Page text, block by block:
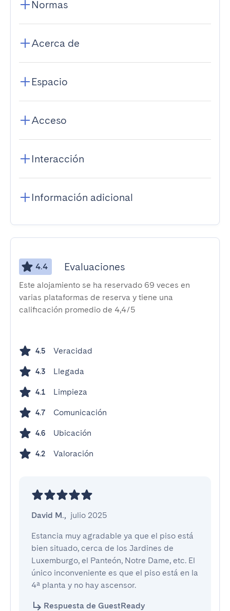
Normas
Acerca de
Espacio
Acceso
Interacción
Información adicional
4.4 Evaluaciones
Este alojamiento se ha reservado 69 veces en
varias plataformas de reserva y tiene una
calificación promedio de 4,4/5
4.5 Veracidad
4.3 Llegada
4.1 Limpieza
4.7 Comunicación
4.6 Ubicación
4.2 Valoración
David M., julio 2025
Estancia muy agradable ya que el piso está
bien situado, cerca de los Jardines de
Luxemburgo, el Panteón, Notre Dame, etc. El
único inconveniente es que el piso está en la
4ª planta y no hay ascensor.
Respuesta de GuestReady